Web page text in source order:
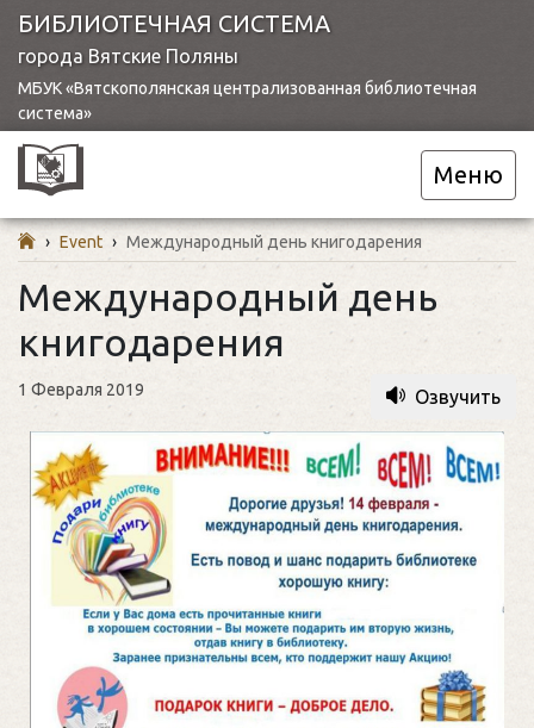
БИБЛИОТЕЧНАЯ СИСТЕМА
города Вятские Поляны
МБУК «Вятскополянская централизованная библиотечная
система»
Меню
› Event › Международный день книгодарения
Международный день
книгодарения
1 Февраля 2019 Озвучить